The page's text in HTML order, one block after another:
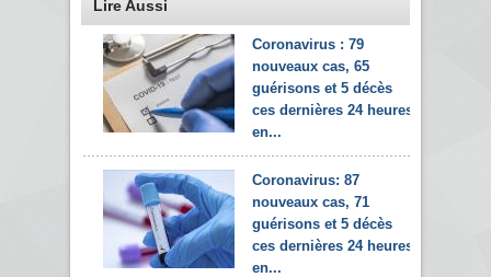
Lire Aussi
Coronavirus : 79
nouveaux cas, 65
guérisons et 5 décès
ces dernières 24 heures
en...
Coronavirus: 87
nouveaux cas, 71
guérisons et 5 décès
ces dernières 24 heures
en...